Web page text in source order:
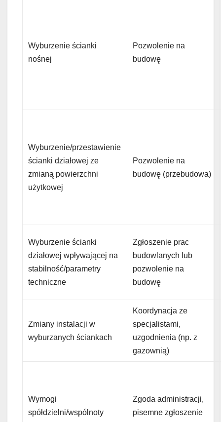
Wyburzenie ścianki
nośnej
Pozwolenie na
budowę
Wyburzenie/przestawienie
ścianki działowej ze
zmianą powierzchni
użytkowej
Pozwolenie na
budowę (przebudowa)
Wyburzenie ścianki
działowej wpływającej na
stabilność/parametry
techniczne
Zgłoszenie prac
budowlanych lub
pozwolenie na
budowę
Zmiany instalacji w
wyburzanych ściankach
Koordynacja ze
specjalistami,
uzgodnienia (np. z
gazownią)
Wymogi
spółdzielni/wspólnoty
Zgoda administracji,
pisemne zgłoszenie